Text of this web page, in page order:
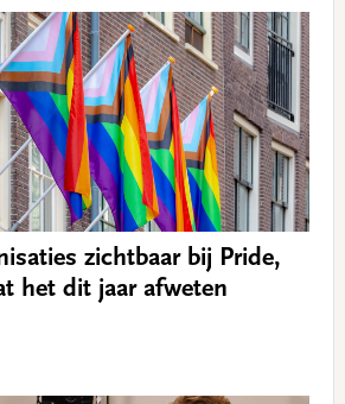
zichtbaar bij Pride,
het dit jaar afweten